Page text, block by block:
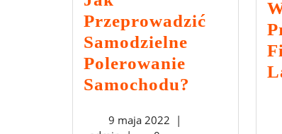
Przeprowadzić
Samodzielne
Polerowanie
Samochodu?
9 maja 20229 |